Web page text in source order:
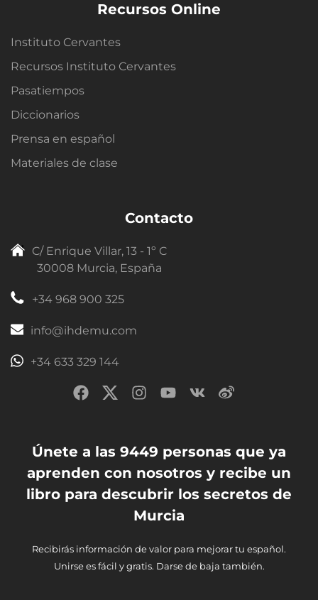
Recursos Online
Instituto Cervantes
Recursos Instituto Cervantes
Pasatiempos
Diccionarios
Prensa en español
Materiales de clase
Contacto
C/ Enrique Villar, 13 - 1º C
30008 Murcia, España
+34 968 900 325
info@ihdemu.com
+34 633 329 144
Únete a las 9449 personas que ya
aprenden con nosotros y recibe un
libro para descubrir los secretos de
Murcia
Recibirás información de valor para mejorar tu español.
Unirse es fácil y gratis. Darse de baja también.